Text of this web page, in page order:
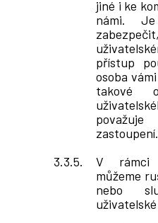
jiné i ke
námi.
přístup
osoba
takové
zastoupení.
V rámci
můžeme
nebo